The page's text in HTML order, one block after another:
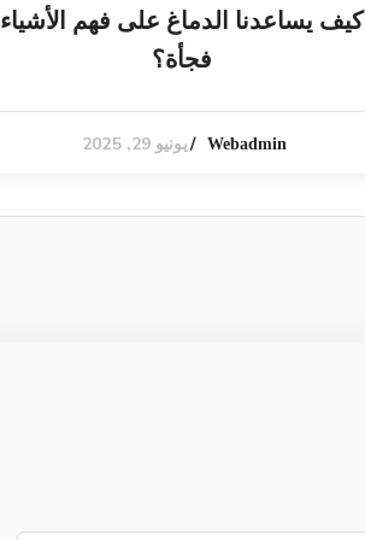
كيف يساعدنا الدماغ على فهم الأشياء
فجأة؟
Webadmin يونيو 29, 2025